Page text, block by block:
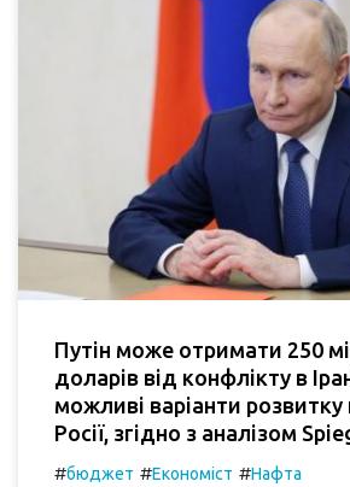
Путін може отримати 250
доларів від конфлікту в
можливі варіанти
Росії, згідно з аналізом
#бюджет #Економіст #Нафта